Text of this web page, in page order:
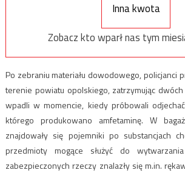
Inna kwota
Zobacz kto wparł nas tym
Po zebraniu materiału dowodowego, policjanci
terenie powiatu opolskiego, zatrzymując
wpadli w momencie, kiedy próbowali
którego produkowano amfetaminę. W
znajdowały się pojemniki po substancjach
przedmioty mogące służyć do
zabezpieczonych rzeczy znalazły się m.in.